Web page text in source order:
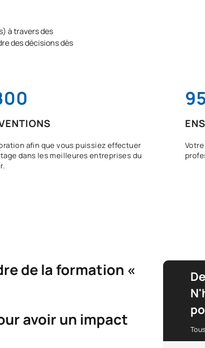
à travers des
des décisions dès
afin que vous puissiez effectuer
dans les meilleures entreprises du
de la formation «
avoir un impact